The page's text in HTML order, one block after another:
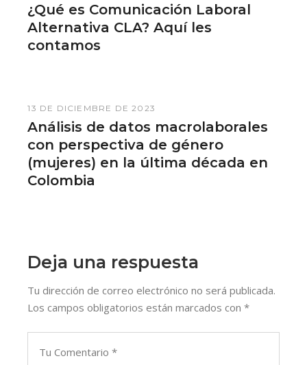
¿Qué es Comunicación Laboral
Alternativa CLA? Aquí les
contamos
13 DE DICIEMBRE DE 2023
Análisis de datos macrolaborales
con perspectiva de género
(mujeres) en la última década en
Colombia
Deja una respuesta
Tu dirección de correo electrónico no será publicada.
Los campos obligatorios están marcados con*